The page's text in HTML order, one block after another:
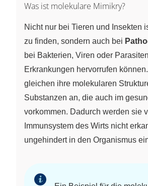
Was ist molekulare Mimikry?
Nicht nur bei Tieren und Insekten
zu finden, sondern auch bei
bei Bakterien, Viren oder
Erkrankungen hervorrufen
gleichen ihre molekularen
Substanzen an, die auch im
vorkommen. Dadurch werden sie
Immunsystem des Wirts nicht
ungehindert in den Organismus